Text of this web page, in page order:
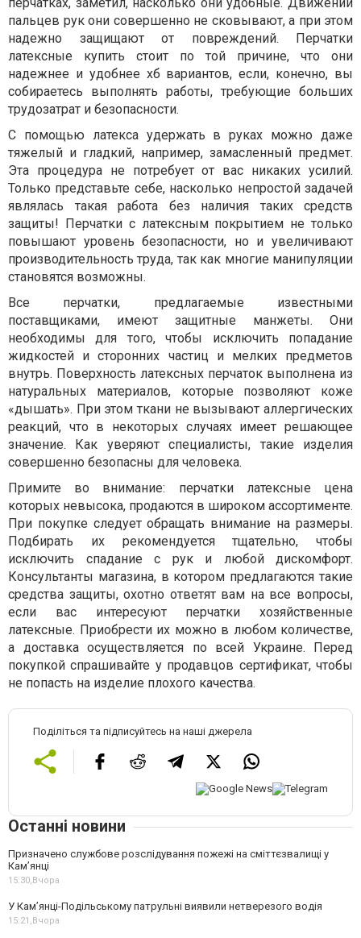
пальцев рук они совершенно не сковывают, а при этом
надежно защищают от повреждений. Перчатки
латексные купить стоит по той причине, что они
надежнее и удобнее хб вариантов, если, конечно, вы
собираетесь выполнять работы, требующие больших
трудозатрат и безопасности.
С помощью латекса удержать в руках можно даже
тяжелый и гладкий, например, замасленный предмет.
Эта процедура не потребует от вас никаких усилий.
Только представьте себе, насколько непростой задачей
являлась такая работа без наличия таких средств
защиты! Перчатки с латексным покрытием не только
повышают уровень безопасности, но и увеличивают
производительность труда, так как многие манипуляции
становятся возможны.
Все перчатки, предлагаемые известными
поставщиками, имеют защитные манжеты. Они
необходимы для того, чтобы исключить попадание
жидкостей и сторонних частиц и мелких предметов
внутрь. Поверхность латексных перчаток выполнена из
натуральных материалов, которые позволяют коже
«дышать». При этом ткани не вызывают аллергических
реакций, что в некоторых случаях имеет решающее
значение. Как уверяют специалисты, такие изделия
совершенно безопасны для человека.
Примите во внимание: перчатки латексные цена
которых невысока, продаются в широком ассортименте.
При покупке следует обращать внимание на размеры.
Подбирать их рекомендуется тщательно, чтобы
исключить спадание с рук и любой дискомфорт.
Консультанты магазина, в котором предлагаются такие
средства защиты, охотно ответят вам на все вопросы,
если вас интересуют перчатки хозяйственные
латексные. Приобрести их можно в любом количестве,
а доставка осуществляется по всей Украине. Перед
покупкой спрашивайте у продавцов сертификат, чтобы
не попасть на изделие плохого качества.
Поділіться та підписуйтесь на наші джерела
Останні новини
Призначено службове розслідування пожежі на сміттєзвалищі у
Кам’янці
15:30,Вчора
У Кам’янці-Подільському патрульні виявили нетверезого водія
15:21,Вчора